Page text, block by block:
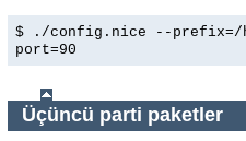
$ ./config.nice --prefix=/
port=90
Üçüncü parti paketler